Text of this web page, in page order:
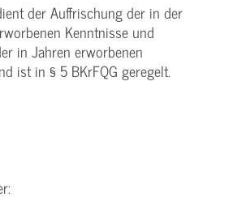
der Auffrischung der in der
Kenntnisse und
in Jahren erworbenen
ist in § 5 BKrFQG geregelt.